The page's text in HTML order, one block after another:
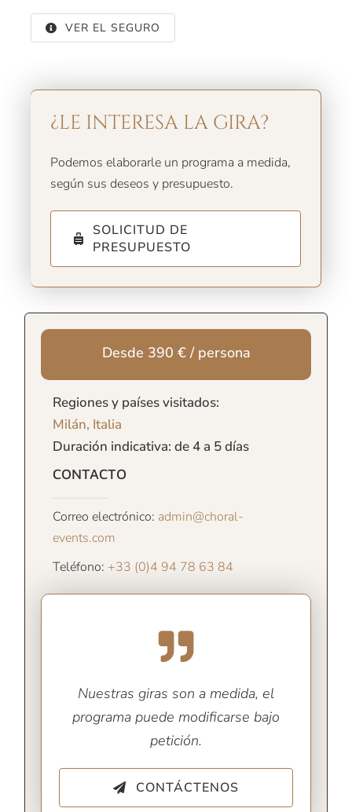
VER EL SEGURO
¿LE INTERESA LA GIRA?
Podemos elaborarle un programa a medida,
según sus deseos y presupuesto.
SOLICITUD DE
PRESUPUESTO
Desde 390 € / persona
Regiones y países visitados:
Milán, Italia
Duración indicativa: de 4 a 5 días
CONTACTO
Correo electrónico: admin@choral-
events.com
Teléfono: +33 (0)4 94 78 63 84
Nuestras giras son a medida, el
programa puede modificarse bajo
petición.
CONTÁCTENOS